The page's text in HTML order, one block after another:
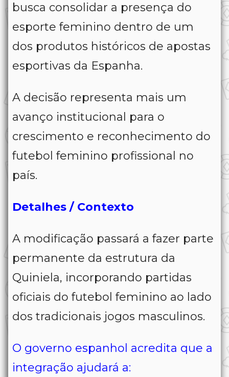
busca consolidar a presença do
esporte feminino dentro de um
dos produtos históricos de apostas
esportivas da Espanha.
A decisão representa mais um
avanço institucional para o
crescimento e reconhecimento do
futebol feminino profissional no
país.
Detalhes / Contexto
A modificação passará a fazer parte
permanente da estrutura da
Quiniela, incorporando partidas
oficiais do futebol feminino ao lado
dos tradicionais jogos masculinos.
O governo espanhol acredita que a
integração ajudará a: